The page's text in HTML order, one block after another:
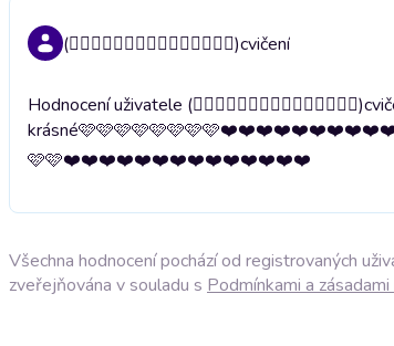
(🤸🏼‍♀️🤸🏼‍♀️🤸🏼‍♀️🤸🏼‍♀️🤸🏼‍♀️)cvičení
Hodnocení uživatele
🩷🩷❤️❤️❤️❤️❤️❤️❤️❤️❤️❤️❤️❤️❤️❤️
Všechna hodnocení pochází od registrovaných
zveřejňována v souladu s Podmínkami a